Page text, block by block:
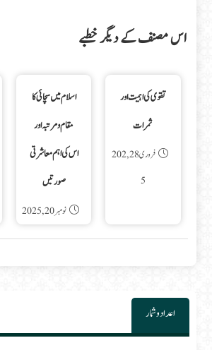
اس مصنف کے دیگر خطبے
تقوی کی اہميت اور
ثمرات
فروری 28, 202
5
اسلام میں سچائی کا
مقام و مرتبہ اور
اس کی اہم معاشرتی
صورتیں
نومبر 20, 2025
اعداد و شمار